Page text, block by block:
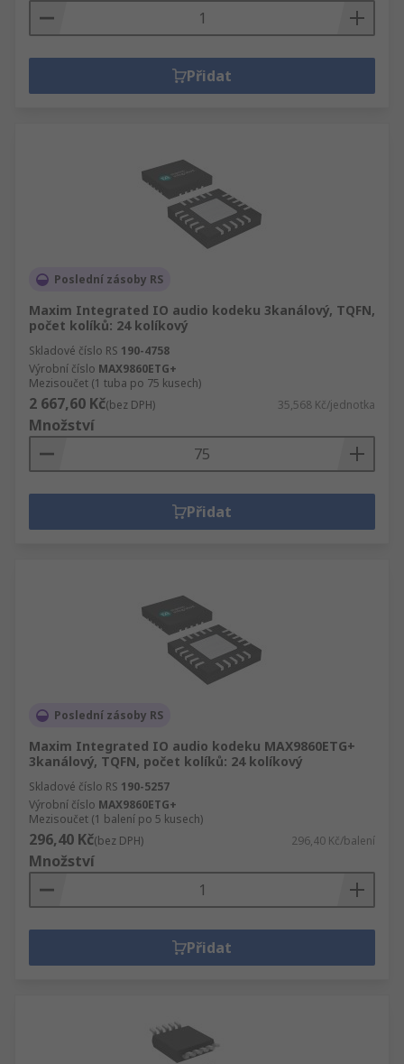
Přidat
Poslední zásoby RS
Maxim Integrated IO audio kodeku 3kanálový, TQFN,
počet kolíků: 24 kolíkový
Skladové číslo RS 190-4758
Výrobní číslo MAX9860ETG+
Mezisoučet (1 tuba po 75 kusech)
2 667,60 Kč(bez DPH) 35,568 Kč/jednotka
Množství
Přidat
Poslední zásoby RS
Maxim Integrated IO audio kodeku MAX9860ETG+
3kanálový, TQFN, počet kolíků: 24 kolíkový
Skladové číslo RS 190-5257
Výrobní číslo MAX9860ETG+
Mezisoučet (1 balení po 5 kusech)
296,40 Kč(bez DPH) 296,40 Kč/balení
Množství
Přidat